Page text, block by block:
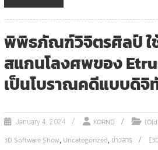
พิพิธภัณฑ์วิจิตรศิลป์ ใ
สแกนโลงศพของ
เป็นโบราณคดีแบบดิจิ
January 4, 2024 KORND
3D Software Show, Uncategorized,ข่าวสาร